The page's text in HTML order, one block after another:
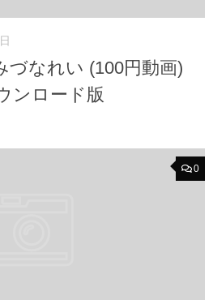
づなれい (100円動画)
ンロード版
0